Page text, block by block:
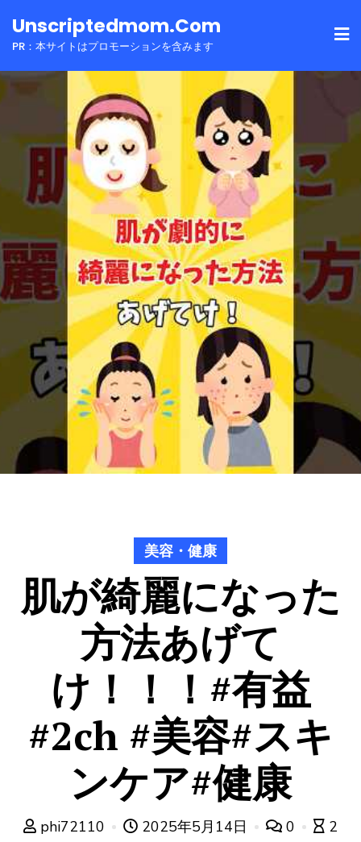
toUnscriptedmom.com
PR：本サイトはプロモーションを含みます
美容・健康
肌が綺麗になった
方法あげて
け！！！#有益
#2ch #美容#スキ
ンケア#健康
phi72110 2025年5月14日 0
2